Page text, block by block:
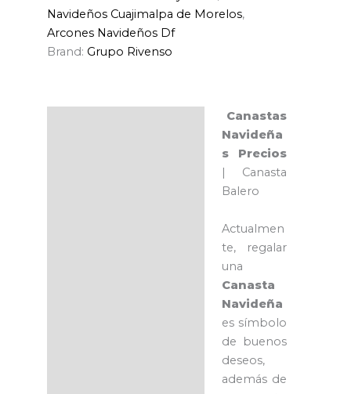
Navideños Cuajimalpa de Morelos,
Arcones Navideños Df
Brand: Grupo Rivenso
Canastas
Navideña
s Precios
| Canasta
Balero
Actualmen
te, regalar
una
Canasta
Navideña
es símbolo
de buenos
deseos,
además de